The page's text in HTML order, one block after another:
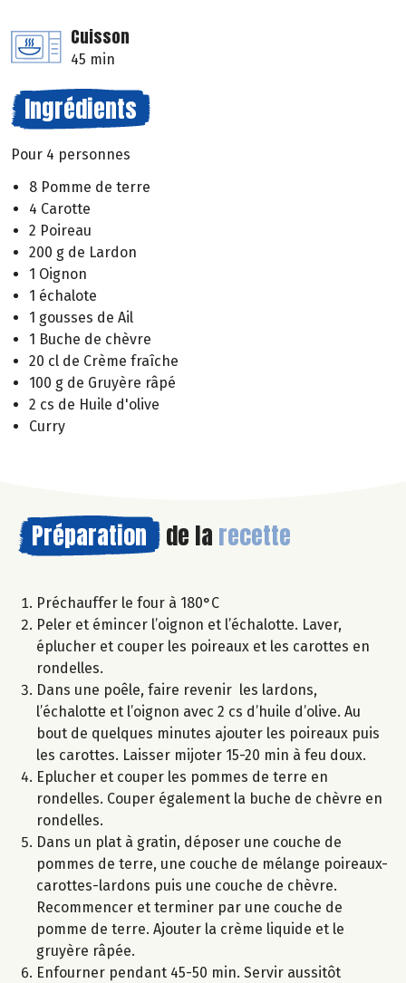
Cuisson
45 min
Ingrédients
Pour 4 personnes
8 Pomme de terre
4 Carotte
2 Poireau
200 g de Lardon
1 Oignon
1 échalote
1 gousses de Ail
1 Buche de chèvre
20 cl de Crème fraîche
100 g de Gruyère râpé
2 cs de Huile d'olive
Curry
Préparation de la recette
Préchauffer le four à 180°C
Peler et émincer l’oignon et l’échalotte. Laver,
éplucher et couper les poireaux et les carottes en
rondelles.
Dans une poêle, faire revenir les lardons,
l’échalotte et l’oignon avec 2 cs d’huile d’olive. Au
bout de quelques minutes ajouter les poireaux puis
les carottes. Laisser mijoter 15-20 min à feu doux.
Eplucher et couper les pommes de terre en
rondelles. Couper également la buche de chèvre en
rondelles.
Dans un plat à gratin, déposer une couche de
pommes de terre, une couche de mélange poireaux-
carottes-lardons puis une couche de chèvre.
Recommencer et terminer par une couche de
pomme de terre. Ajouter la crème liquide et le
gruyère râpée.
Enfourner pendant 45-50 min. Servir aussitôt